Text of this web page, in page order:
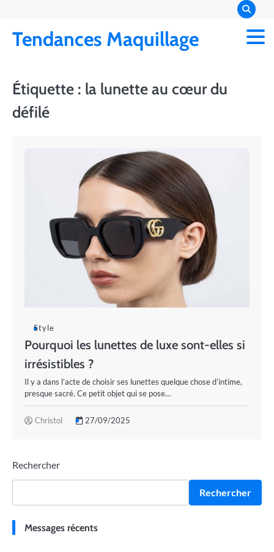
content
Tendances Maquillage
Étiquette : la lunette au cœur du
défilé
Style
Pourquoi les lunettes de luxe sont-elles si
irrésistibles ?
Il y a dans l’acte de choisir ses lunettes quelque chose d’intime,
presque sacré. Ce petit objet qui se pose…
Christol 27/09/2025
Rechercher
Rechercher
Messages récents